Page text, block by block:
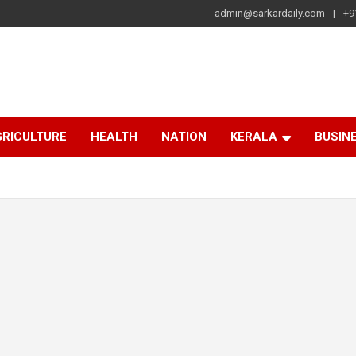
admin@sarkardaily.com
HEALTH NATION KERALA